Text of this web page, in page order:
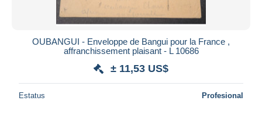
OUBANGUI - Enveloppe de Bangui pour la France ,
affranchissement plaisant - L 10686
± 11,53 US$
Estatus Profesional